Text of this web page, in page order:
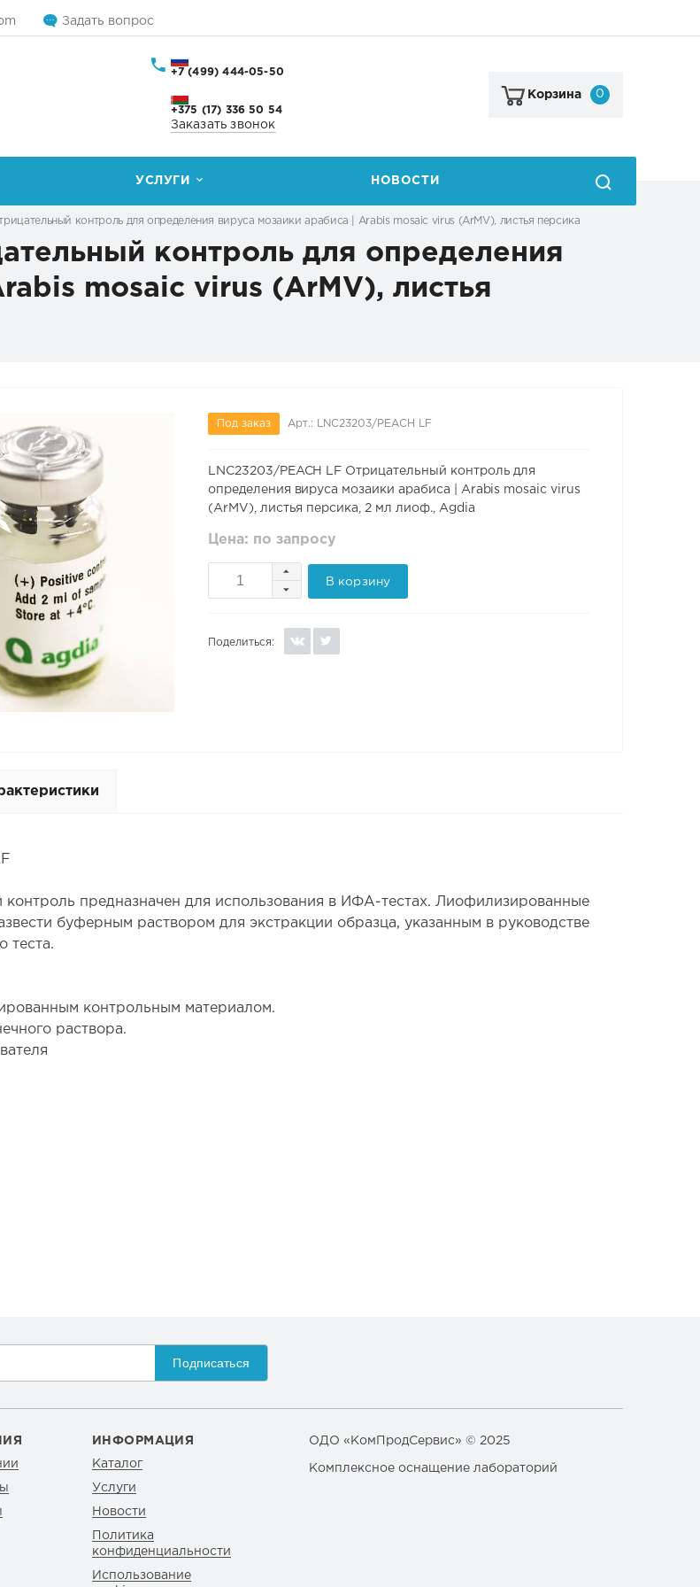
Задать вопрос
+7 (499) 444-05-50
+375 (17) 336 50 54
Заказать звонок
Корзина 0
УСЛУГИ НОВОСТИ
контроль для определения вируса мозаики арабиса | Arabis mosaic virus (ArMV), листья персика
контроль для определения
mosaic virus (ArMV), листья
Под заказ Арт.: LNC23203/PEACH LF
LNC23203/PEACH LF Отрицательный контроль для
определения вируса мозаики арабиса | Arabis mosaic virus
(ArMV), листья персика, 2 мл лиоф., Agdia
Цена: по запросу
В корзину
Поделиться:
контроль предназначен для использования в ИФА-тестах. Лиофилизированные
буферным раствором для экстракции образца, указанным в руководстве
теста.
контрольным материалом.
раствора.
Подписаться
ИНФОРМАЦИЯ
Каталог
Услуги
Новости
Политика
конфиденциальности
Использование
ОДО «КомПродСервис» © 2025
Комплексное оснащение лабораторий